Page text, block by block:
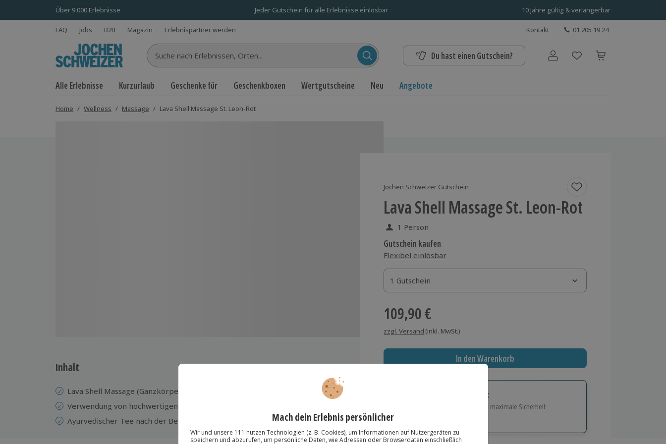
Über 9.000 Erlebnisse Jeder Gutschein für alle Erlebnisse einlösbar 10 Jahre gültig & verlängerbar
FAQ Jobs B2B Magazin Erlebnispartner werden Kontakt 01 205 19 24
Suche nach Erlebnissen... Du hast einen Gutschein? Benutzerkonto
Alle Erlebnisse Kurzurlaub Geschenke für Geschenkboxen Wertgutscheine Neu Angebote
Home / Wellness / Massage / Lava Shell Massage St. Leon-Rot
Jochen Schweizer Gutschein
Lava Shell Massage St. Leon-Rot
1 Person
Gutschein kaufen
Flexibel einlösbar
1 Gutschein
1 Gutschein
1 Gutschein
109,90 €
zzgl. Versand (inkl. MwSt.)
In den Warenkorb
Immer das richtige Geschenk:
Große Auswahl, volle Flexibilität und maximale Sicherheit
Große Auswahl
Über 9.000 Erlebnisse.
Inhalt
Lava Shell Massage (Ganzkörper und Gesicht)
Verwendung von hochwertigen Massageölen und Venusmuscheln
Ayurvedischer Tee nach der Behandlung